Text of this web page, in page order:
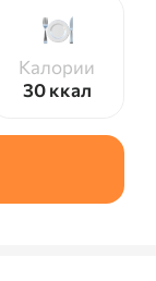
Калории
30 ккал